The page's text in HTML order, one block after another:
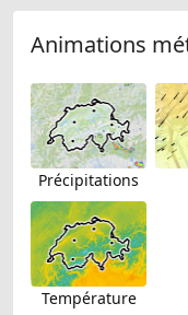
Animations
Précipitations
Température